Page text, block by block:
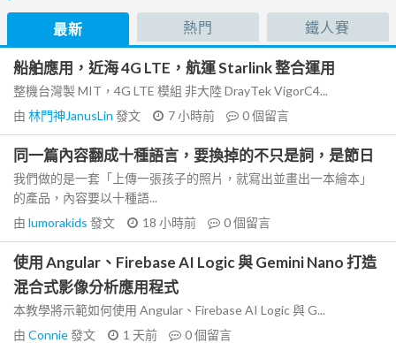
最新 熱門 鐵人賽
船舶應用，近海 4G LTE，航運 Starlink 整合運用
整機台灣製 MIT，4G LTE 模組 非大陸 DrayTek VigorC4...
由 林門神JanusLin 發文 7 小時前 0個留言
同一篇內容翻成十種語言，要換掉的不只是詞，是節日
我們做的是一套「上傳一張孩子的照片，就寫出並畫出一本繪本」
的產品，內容要以十種語...
由 lumorakids 發文 18 小時前 0個留言
使用 Angular、Firebase AI Logic 與 Gemini Nano 打造
混合式影像分析應用程式
本教學將示範如何使用 Angular、Firebase AI Logic 與 G...
由 Connie發文 1 天前 0個留言